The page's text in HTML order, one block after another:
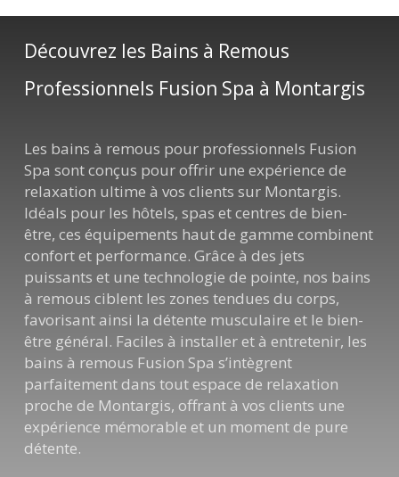
Découvrez les Bains à Remous
Professionnels Fusion Spa à Montargis
Les bains à remous pour professionnels Fusion
Spa sont conçus pour offrir une expérience de
relaxation ultime à vos clients sur Montargis.
Idéals pour les hôtels, spas et centres de bien-
être, ces équipements haut de gamme combinent
confort et performance. Grâce à des jets
puissants et une technologie de pointe, nos bains
à remous ciblent les zones tendues du corps,
favorisant ainsi la détente musculaire et le bien-
être général. Faciles à installer et à entretenir, les
bains à remous Fusion Spa s’intègrent
parfaitement dans tout espace de relaxation
proche de Montargis, offrant à vos clients une
expérience mémorable et un moment de pure
détente.